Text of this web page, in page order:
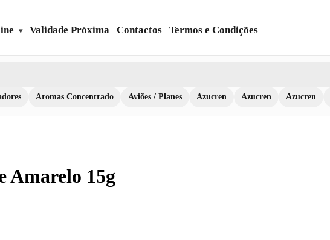
Validade Próxima Contactos Termos e Condições
Aromas Concentrado Aviões / Planes Azucren Azucren Azucren
Amarelo 15g